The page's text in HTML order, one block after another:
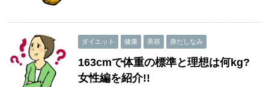
ダイエット 健康 美容 身だしなみ
163cmで体重の標準と理想は何kg?
女性編を紹介!!